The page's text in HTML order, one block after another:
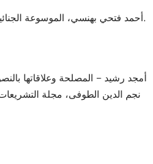
أحمد فتحي بهنسي، الموسوعة الجنائية في الفقه الإسلامي، دار النهضة 1991 ج2/166.
أمجد رشيد – المصلحة وعلاقاتها